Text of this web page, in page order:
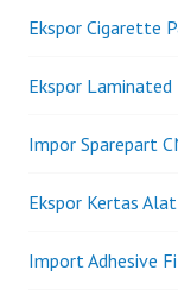
Ekspor Cigarette
Ekspor Laminated
Impor Sparepart
Ekspor Kertas
Import Adhesive